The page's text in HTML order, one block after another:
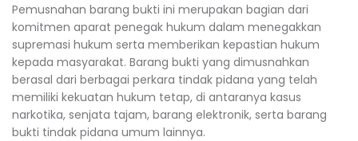
Pemusnahan barang bukti ini merupakan bagian dari
komitmen aparat penegak hukum dalam menegakkan
supremasi hukum serta memberikan kepastian hukum
kepada masyarakat. Barang bukti yang dimusnahkan
berasal dari berbagai perkara tindak pidana yang telah
memiliki kekuatan hukum tetap, di antaranya kasus
narkotika, senjata tajam, barang elektronik, serta barang
bukti tindak pidana umum lainnya.